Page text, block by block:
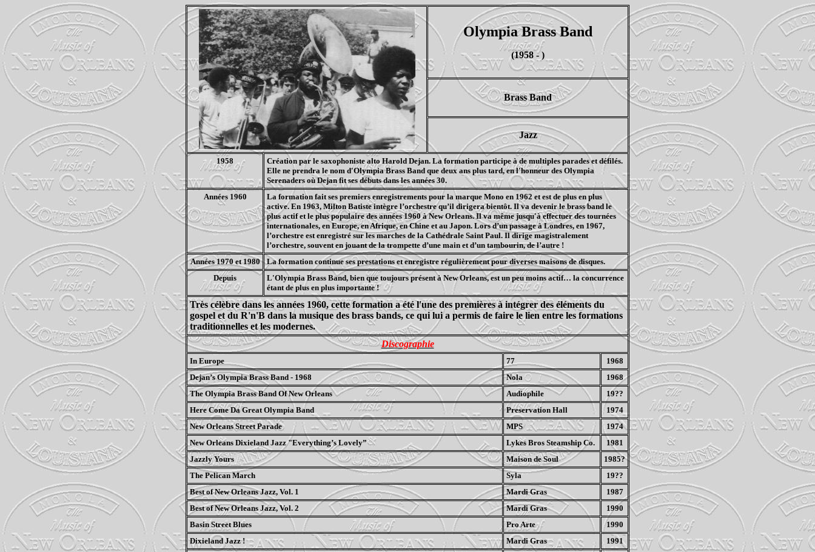
Olympia Brass Band
(1958 - )
Brass Band
Jazz
1958
Création par le saxophoniste alto Harold Dejan. La formation participe à de multiples parades et défilés.
Elle ne prendra le nom d'Olympia Brass Band que deux ans plus tard, en l'honneur des Olympia
Serenaders où Dejan fit ses débuts dans les années 30.
Années 1960
La formation fait ses premiers enregistrements pour la marque Mono en 1962 et est de plus en plus
active. En 1963, Milton Batiste intègre l’orchestre qu’il dirigera bientôt. Il va devenir le brass band le
plus actif et le plus populaire des années 1960 à New Orleans. Il va même jusqu'à effectuer des tournées
internationales, en Europe, en Afrique, en Chine et au Japon. Lors d’un passage à Londres, en 1967,
l’orchestre est enregistré sur les marches de la Cathédrale Saint Paul. Il dirige magistralement
l’orchestre, souvent en jouant de la trompette d’une main et d’un tambourin, de l’autre !
Années 1970 et 1980
La formation continue ses prestations et enregistre régulièrement pour diverses maisons de disques.
Depuis
L'Olympia Brass Band, bien que toujours présent à New Orleans, est un peu moins actif… la concurrence
étant de plus en plus importante !
Très célèbre dans les années 1960, cette formation a été l'une des premières à intégrer des éléments du
gospel et du R'n'B dans la musique des brass bands, ce qui lui a permis de faire le lien entre les formations
traditionnelles et les modernes.
Discographie
In Europe 77
1968
Dejan’s Olympia Brass Band - 1968
Nola
1968
The Olympia Brass Band Of New Orleans
Audiophile
19??
Here Come Da Great Olympia Band
Preservation Hall
1974
New Orleans Street Parade
MPS
1974
New Orleans Dixieland Jazz "Everything’s Lovely”
Lykes Bros Steamship Co.
1981
Jazzly Yours
Maison de Soul
1985?
The Pelican March
Syla
19??
Best of New Orleans Jazz, Vol. 1
Mardi Gras
1987
Best of New Orleans Jazz, Vol. 2
Mardi Gras
1990
Basin Street Blues
Pro Arte
1990
Dixieland Jazz !
Mardi Gras
1991